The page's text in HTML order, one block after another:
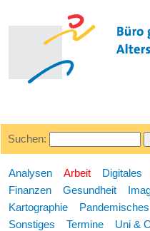
Suchen:
Analysen Arbeit Digitales
Finanzen
Gesundheit
Kartographie
Pandemisches
Sonstiges
Termine Uni &